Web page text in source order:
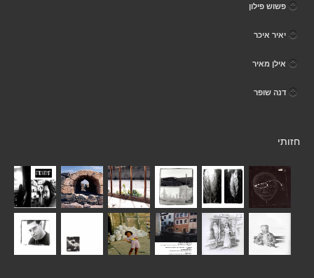
פשוש פילון
יאיר איכר
אילן מאיר
דנה שופר
חזותי